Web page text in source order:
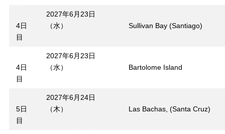
4日
目
2027年6月23日
（水）
Sullivan Bay (Santiago)
4日
目
2027年6月23日
（水）
Bartolome Island
5日
目
2027年6月24日
（木）
Las Bachas, (Santa Cruz)